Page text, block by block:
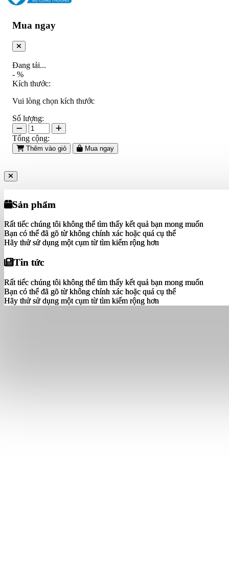
Sản phẩm
Rất tiếc chúng tôi không thể tìm thấy kết quả bạn mong muốn
Bạn có thể đã gõ từ không chính xác hoặc quá cụ thể
Hãy thử sử dụng một cụm từ tìm kiếm rộng hơn
Tin tức
Rất tiếc chúng tôi không thể tìm thấy kết quả bạn mong muốn
Bạn có thể đã gõ từ không chính xác hoặc quá cụ thể
Hãy thử sử dụng một cụm từ tìm kiếm rộng hơn
Sản phẩm
Rất tiếc chúng tôi không thể tìm thấy kết quả bạn mong muốn
Bạn có thể đã gõ từ không chính xác hoặc quá cụ thể
Hãy thử sử dụng một cụm từ tìm kiếm rộng hơn
Tin tức
Rất tiếc chúng tôi không thể tìm thấy kết quả bạn mong muốn
Bạn có thể đã gõ từ không chính xác hoặc quá cụ thể
Hãy thử sử dụng một cụm từ tìm kiếm rộng hơn
Mua ngay
Đang tải...
- %
Kích thước:
Vui lòng chọn kích thước
Số lượng:
Tổng cộng:
Thêm vào giỏ Mua ngay